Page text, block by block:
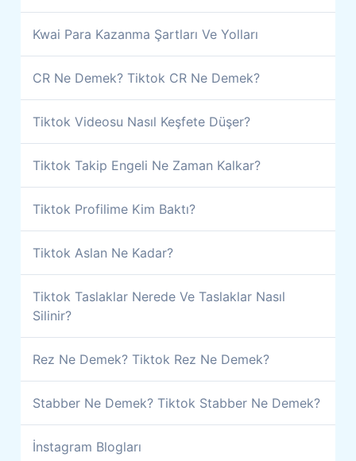
Kwai Para Kazanma Şartları Ve Yolları
CR Ne Demek? Tiktok CR Ne Demek?
Tiktok Videosu Nasıl Keşfete Düşer?
Tiktok Takip Engeli Ne Zaman Kalkar?
Tiktok Profilime Kim Baktı?
Tiktok Aslan Ne Kadar?
Tiktok Taslaklar Nerede Ve Taslaklar Nasıl
Silinir?
Rez Ne Demek? Tiktok Rez Ne Demek?
Stabber Ne Demek? Tiktok Stabber Ne Demek?
İnstagram Blogları